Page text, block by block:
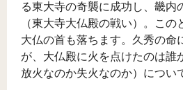
る東大寺の奇襲に成功し、畿内
（東大寺大仏殿の戦い）。この
大仏の首も落ちます。久秀の命
が、大仏殿に火を点けたのは誰
放火なのか失火なのか）につい